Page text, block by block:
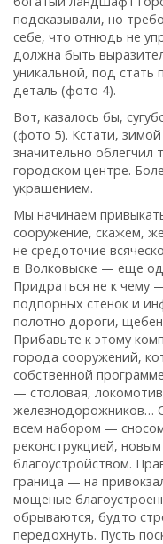
подсказывали‚ но
себе‚ что отнюдь не
должна быть
уникальной‚ под
деталь (фото 4).
Вот‚ казалось бы‚
(фото 5). Кстати‚
значительно облегчил
городском центре.
украшением.
Мы начинаем
сооружение‚ скажем‚
не средоточие
в Волковыске — еще
Придраться не к чему
подпорных стенок и
полотно дороги‚
Прибавьте к этому
города сооружений‚
собственной
— столовая‚
железнодорожников…
всем набором —
реконструкцией‚
благоустройством.
граница — на
мощеные
обрываются‚ будто
передохнуть. Пусть